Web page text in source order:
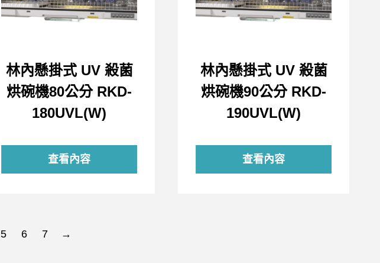
林內懸掛式 UV 殺菌
烘碗機80公分 RKD-
180UVL(W)
查看內容
林內懸掛式 UV 殺菌
烘碗機90公分 RKD-
190UVL(W)
查看內容
5 6 7 →